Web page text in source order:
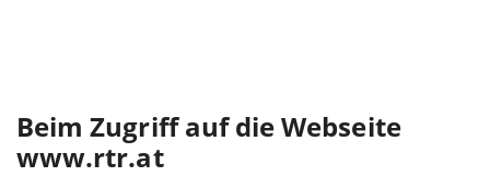
Beim Zugriff auf die Webseite
www.rtr.at